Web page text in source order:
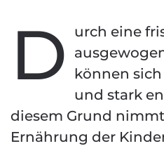
D
urch eine
können
und stark
diesem Grund
Ernährung der